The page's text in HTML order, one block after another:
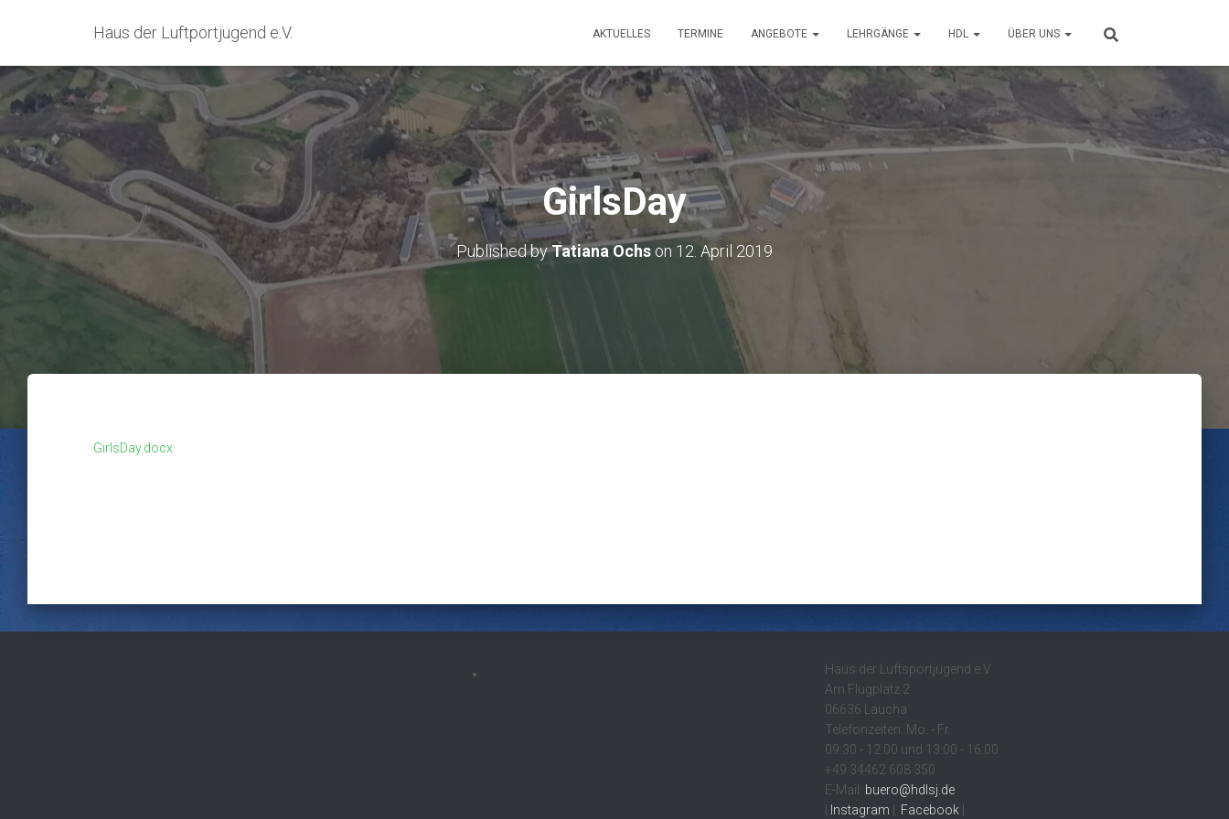
Haus der Luftportjugend e.V. AKTUELLES TERMINE ANGEBOTE LEHRGÄNGE HDL ÜBER UNS
GirlsDay
Published byTatiana Ochs on 12. April 2019
GirlsDay.docx
Haus der Luftsportjugend e.V.
Am Flugplatz 2
06636 Laucha
Telefonzeiten: Mo. - Fr.
09:30 - 12:00 und 13:00 - 16:00
+49 34462 608 350
E-Mail: buero@hdlsj.de
Instagram Facebook